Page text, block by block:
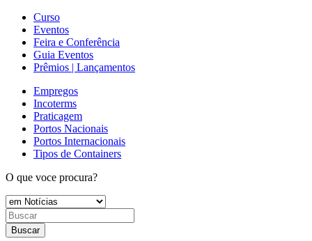
Curso
Eventos
Feira e Conferência
Guia Eventos
Prêmios | Lançamentos
Empregos
Incoterms
Praticagem
Portos Nacionais
Portos Internacionais
Tipos de Containers
O que voce procura?
Buscar